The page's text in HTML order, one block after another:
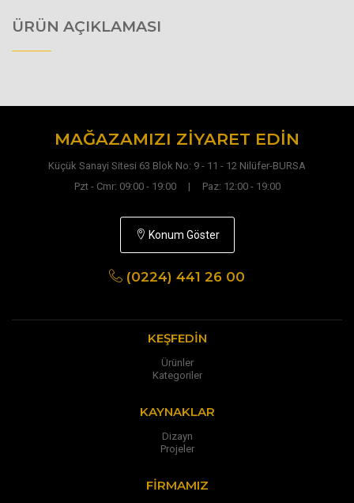
ÜRÜN AÇIKLAMASI
MAĞAZAMIZI ZIYARET EDIN
Küçük Sanayi Sitesi 63 Blok No: 9 - 11 - 12 Nilüfer-BURSA
Pzt - Cmr: 09:00 - 19:00 | Paz: 12:00 - 19:00
Konum Göster
(0224) 441 26 00
KEŞFEDIN
Ürünler
Kategoriler
KAYNAKLAR
Dizayn
Projeler
FIRMAMIZ